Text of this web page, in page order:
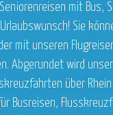
mit Bus,
Sie
mit unseren
Abgerundet wird
über Rhein
Busreisen,